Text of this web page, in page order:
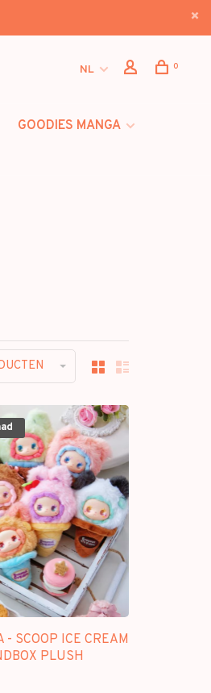
NL 0
GOODIES MANGA
- SCOOP ICE CREAM
PLUSH